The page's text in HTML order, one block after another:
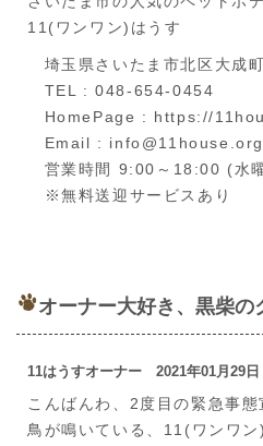
11(ワンワン)はうす
埼玉県さいたま市北区大成
TEL : 048-654-0454
HomePage : https://
Email : info@11house.org
営業時間 9:00～18:00 (水
※無料送迎サービスあり
オーナー大好き、黒柴の
11はうすオーナー 2021年01月29
こんばんわ、2度目の緊急事
鳥が鳴いている、11(ワンワン